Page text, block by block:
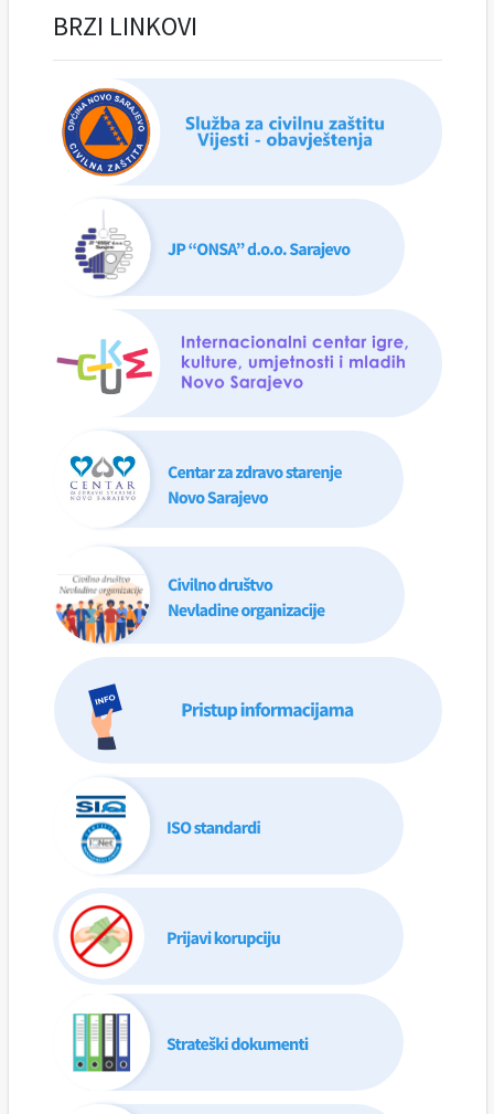
BRZI LINKOVI